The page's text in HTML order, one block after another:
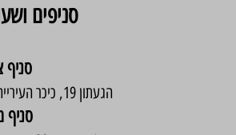
סניפים
סניף
הגעתון 19, כיכר העירייה נהריה 04-9922122
סניף